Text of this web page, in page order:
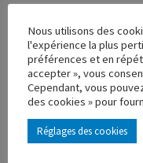
CAMION
SCANIA SERIE 4 6X2
Réf. : 112298
Rupture de stock
Caractéristique
Nous utilisons des
l'expérience la plus
préférences et en
accepter », vous
Cependant, vous
des cookies » pour
Réglages des cookies